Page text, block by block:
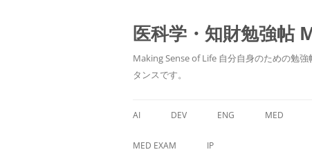
医科学・知財勉強帖
Making Sense of Life 自分自身のための勉
タンスです。
AI DEV ENG MED
MED EXAM IP